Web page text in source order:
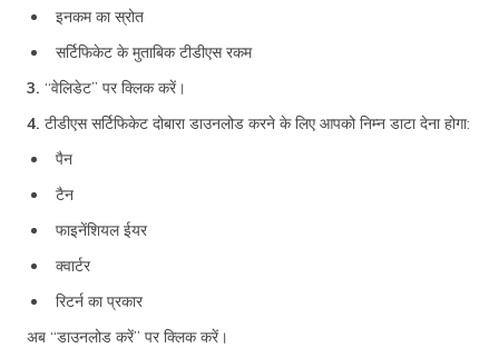
इनकम का स्रोत
सर्टिफिकेट के मुताबिक टीडीएस रकम
3. “वेलिडेट” पर क्लिक करें।
4. टीडीएस सर्टिफिकेट दोबारा डाउनलोड करने के लिए आपको निम्न डाटा देना होगा:
पैन
टैन
फाइनेंशियल ईयर
क्वार्टर
रिटर्न का प्रकार
अब “डाउनलोड करें” पर क्लिक करें।